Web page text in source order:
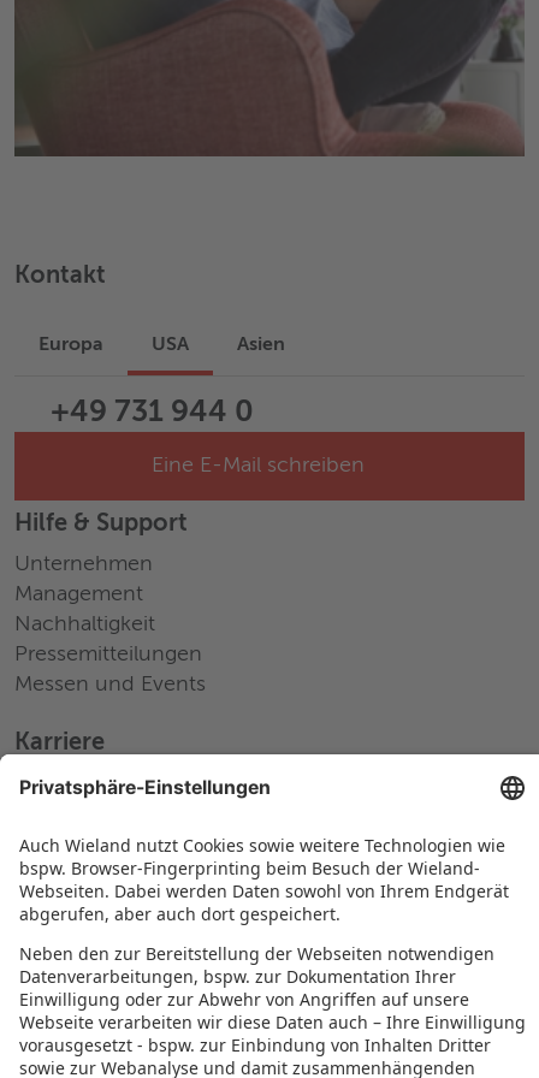
Kontakt
Europa USA Asien
+49 731 944 0
Eine E-Mail schreiben
Hilfe & Support
Unternehmen
Management
Nachhaltigkeit
Pressemitteilungen
Messen und Events
Karriere
Arbeiten bei Wieland
Jobs Nordamerika
Jobs Asien
RECHTLICHES